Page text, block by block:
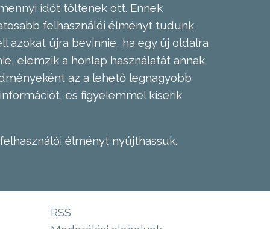
időt töltenek ott. Ennek
felhasználói élményt tudunk
azokat újra bevinnie, ha egy új oldalra
elemzik a honlap használatát annak
az a lehető legnagyobb
és figyelemmel kísérik
élményt nyújthassuk.
RSS